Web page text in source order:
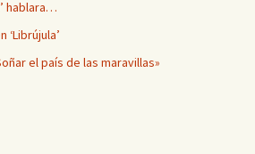
hablara…
‘Librújula’
el país de las maravillas»